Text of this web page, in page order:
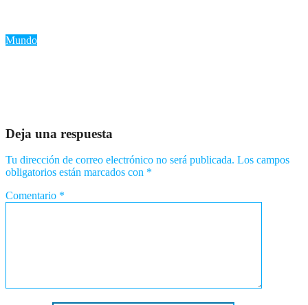
Mundo
Deja una respuesta
Tu dirección de correo electrónico no será publicada. Los campos
obligatorios están marcados con *
Comentario *